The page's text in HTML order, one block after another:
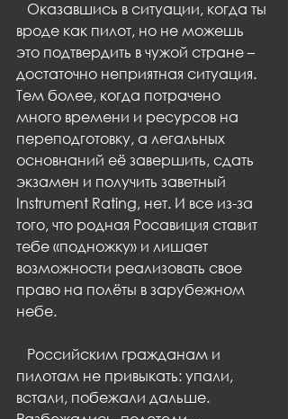
вроде как пилот, но не можешь
это подтвердить в чужой стране –
достаточно неприятная ситуация.
Тем более, когда потрачено
много времени и ресурсов на
переподготовку, а легальных
основнаний её завершить, сдать
экзамен и получить заветный
Instrument Rating, нет. И все из-за
того, что родная Росавиция ставит
тебе «подножку» и лишает
возможности реализовать свое
право на полёты в зарубежном
небе.
пилотам не привыкать: упали,
встали, побежали дальше.